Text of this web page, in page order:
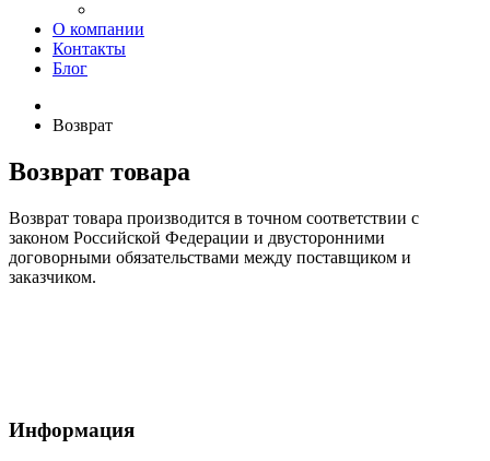
О компании
Контакты
Блог
Возврат
Возврат товара
Возврат товара производится в точном соответствии с
законом Российской Федерации и двусторонними
договорными обязательствами между поставщиком и
заказчиком.
Информация